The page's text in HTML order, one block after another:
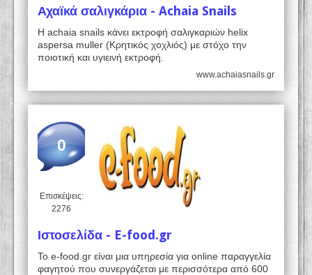
Αχαϊκά σαλιγκάρια - Achaia Snails
Η achaia snails κάνει εκτροφή σαλιγκαριών helix
aspersa muller (Κρητικός χοχλιός) με στόχο την
ποιοτική και υγιεινή εκτροφή.
www.achaiasnails.gr
0
Επισκέψεις:
2276
Ιστοσελίδα - E-food.gr
Το e-food.gr είναι μια υπηρεσία για online παραγγελία
φαγητού που συνεργάζεται με περισσότερα από 600